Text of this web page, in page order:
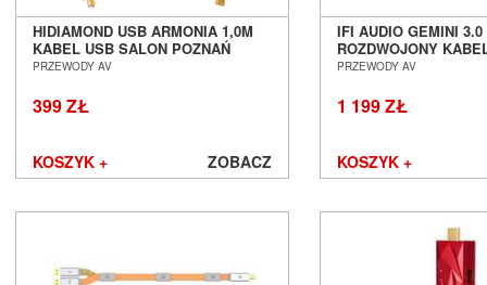
HIDIAMOND USB ARMONIA 1,0M
KABEL USB SALON POZNAŃ
WROCŁAW
PRZEWODY AV
399 ZŁ
KOSZYK + ZOBACZ
IFI AUDIO GEMINI 3.0
ROZDWOJONY
SALON POZNAŃ
PRZEWODY AV
1 199 ZŁ
KOSZYK +